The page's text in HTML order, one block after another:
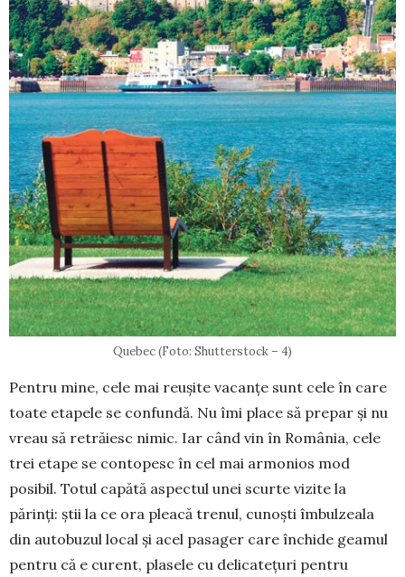
Quebec (Foto: Shutterstock – 4)
Pentru mine, cele mai reușite vacanțe sunt cele în care
toate etapele se confundă. Nu îmi place să prepar și nu
vreau să retrăiesc nimic. Iar când vin în România, cele
trei etape se contopesc în cel mai armonios mod
posibil. Totul capătă aspectul unei scurte vizite la
părinți: știi la ce ora pleacă trenul, cunoști îmbulzeala
din autobuzul local și acel pasager care închide geamul
pentru că e curent, pla­sele cu delicatețuri pentru